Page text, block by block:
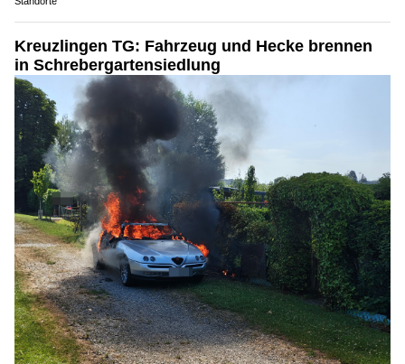
Kreuzlingen TG: Fahrzeug und Hecke brennen
in Schrebergartensiedlung